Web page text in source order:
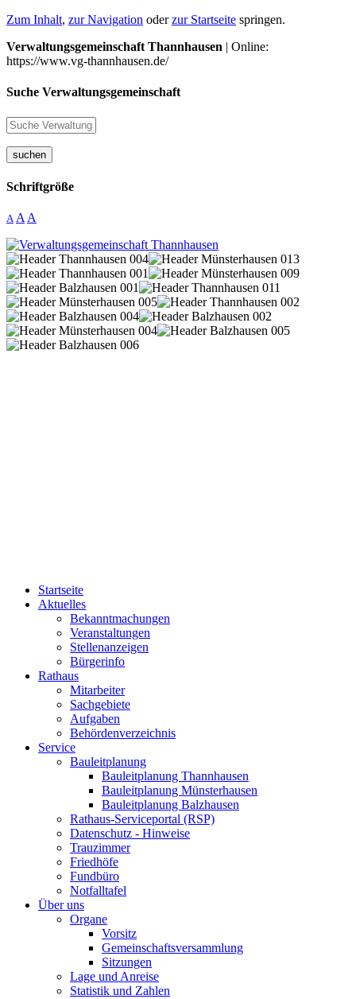
Zum Inhalt, zur Navigation oderzur Startseite springen.
Verwaltungsgemeinschaft Thannhausen | Online:
https://www.vg-thannhausen.de/
Suche Verwaltungsgemeinschaft
suchen
Schriftgröße
A A A
Startseite
Aktuelles
Bekanntmachungen
Veranstaltungen
Stellenanzeigen
Bürgerinfo
Rathaus
Mitarbeiter
Sachgebiete
Aufgaben
Behördenverzeichnis
Service
Bauleitplanung
Bauleitplanung Thannhausen
Bauleitplanung Münsterhausen
Bauleitplanung Balzhausen
Rathaus-Serviceportal (RSP)
Datenschutz - Hinweise
Trauzimmer
Friedhöfe
Fundbüro
Notfalltafel
Über uns
Organe
Vorsitz
Gemeinschaftsversammlung
Sitzungen
Lage und Anreise
Statistik und Zahlen